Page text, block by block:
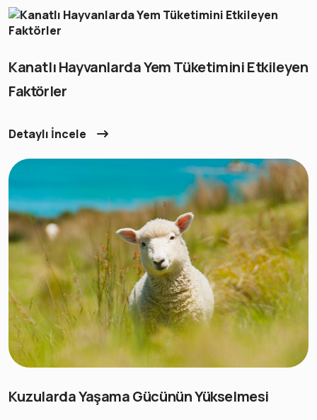
Kanatlı Hayvanlarda Yem Tüketimini Etkileyen
Faktörler
Detaylı İncele
Kuzularda Yaşama Gücünün Yükselmesi